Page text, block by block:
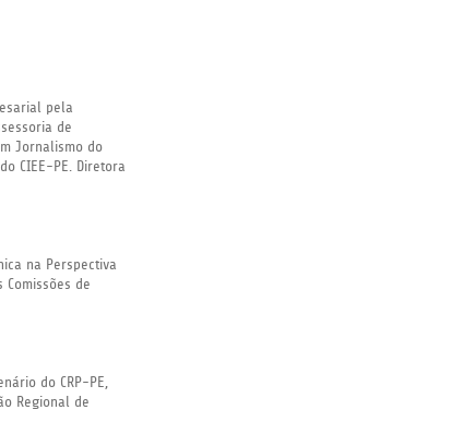
pela
de
Jornalismo do
CIEE-PE. Diretora
na Perspectiva
de
do CRP-PE,
Regional de